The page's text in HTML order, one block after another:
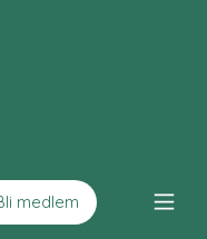
medlem